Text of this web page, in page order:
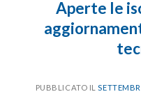
Aperte le
PUBBLICATO IL